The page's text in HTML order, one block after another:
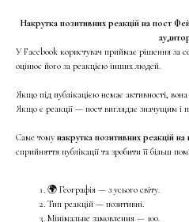
Накрутка позитивних реакцій на пост
У Facebook користувач приймає рішення за
оцінює його за реакцією інших людей.
Якщо під публікацією немає активності,
Якщо є реакції — пост виглядає значущим і
Саме тому накрутка позитивних реакцій
сприйняття публікації та зробити її більш
🌍 Географія — з усього світу.
Тип реакцій — позитивні.
Мінімальне замовлення — 100.